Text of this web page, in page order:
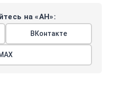
на «АН»:
ВКонтакте